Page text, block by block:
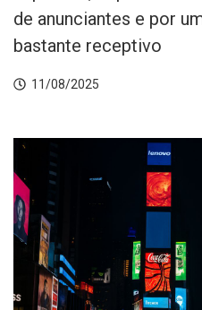
de anunciantes e por
bastante receptivo
11/08/2025